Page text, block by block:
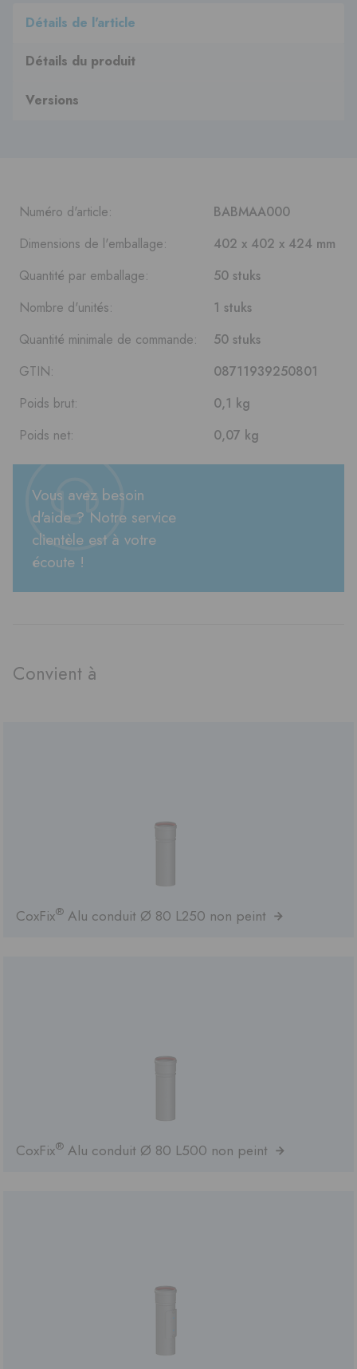
Détails de l'article
Détails du produit
Versions
Numéro d'article:
BABMAA000
Dimensions de l'emballage:
402 x 402 x 424 mm
Quantité par emballage:
50 stuks
Nombre d'unités:
1 stuks
Quantité minimale de commande:
50 stuks
GTIN:
08711939250801
Poids brut:
0,1 kg
Poids net:
0,07 kg
Vous avez besoin
d'aide ? Notre service
clientèle est à votre
écoute !
Convient à
CoxFix® Alu conduit Ø 80 L250 non peint
CoxFix® Alu conduit Ø 80 L500 non peint